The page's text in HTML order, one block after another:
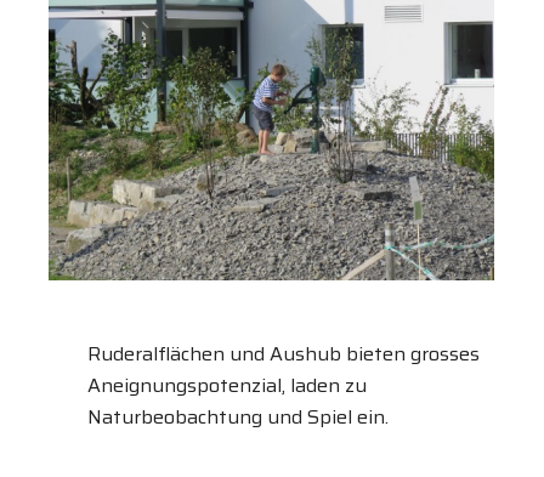
Ruderalflächen und Aushub bieten grosses
Aneignungspotenzial, laden zu
Naturbeobachtung und Spiel ein.